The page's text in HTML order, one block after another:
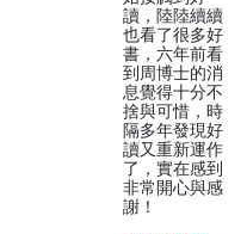
讀，陸陸續續
也看了很多好
書，六年前看
到周博士的消
息覺得十分不
捨與可惜，時
隔多年發現好
讀又重新運作
了，實在感到
非常開心與感
謝！